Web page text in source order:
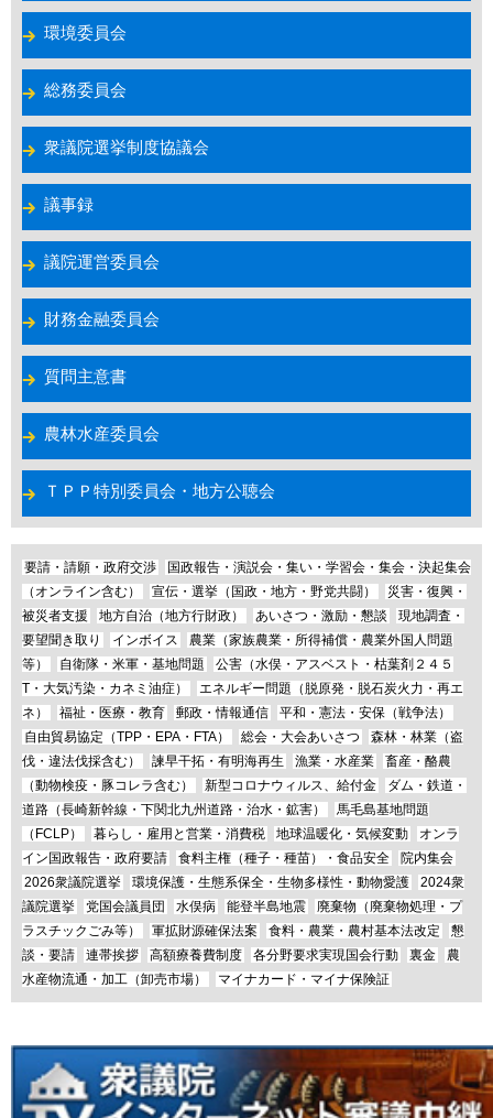
環境委員会
総務委員会
衆議院選挙制度協議会
議事録
議院運営委員会
財務金融委員会
質問主意書
農林水産委員会
ＴＰＰ特別委員会・地方公聴会
要請・請願・政府交渉
国政報告・演説会・集い・学習会・集会・決起集会
（オンライン含む）
宣伝・選挙（国政・地方・野党共闘）
災害・復興・
被災者支援
地方自治（地方行財政） あいさつ・激励・懇談
現地調査・
要望聞き取り
インボイス
農業（家族農業・所得補償・農業外国人問題
等）
自衛隊・米軍・基地問題
公害（水俣・アスベスト・枯葉剤２４５
T・大気汚染・カネミ油症）
エネルギー問題（脱原発・脱石炭火力・再エ
ネ）
福祉・医療・教育 郵政・情報通信
平和・憲法・安保（戦争法）
自由貿易協定（TPP・EPA・FTA）
総会・大会あいさつ
森林・林業（盗
伐・違法伐採含む）
諫早干拓・有明海再生 漁業・水産業
畜産・酪農
（動物検疫・豚コレラ含む）
新型コロナウィルス、給付金
ダム・鉄道・
道路（長崎新幹線・下関北九州道路・治水・鉱害）
馬毛島基地問題
（FCLP）
暮らし・雇用と営業・消費税 地球温暖化・気候変動
オンラ
イン国政報告・政府要請
食料主権（種子・種苗）・食品安全
院内集会
2026衆議院選挙
環境保護・生態系保全・生物多様性・動物愛護
2024衆
議院選挙
党国会議員団 水俣病 能登半島地震
廃棄物（廃棄物処理・プ
ラスチックごみ等）
軍拡財源確保法案 食料・農業・農村基本法改定
懇
談・要請
連帯挨拶 高額療養費制度 各分野要求実現国会行動 裏金
農
水産物流通・加工（卸売市場）
マイナカード・マイナ保険証